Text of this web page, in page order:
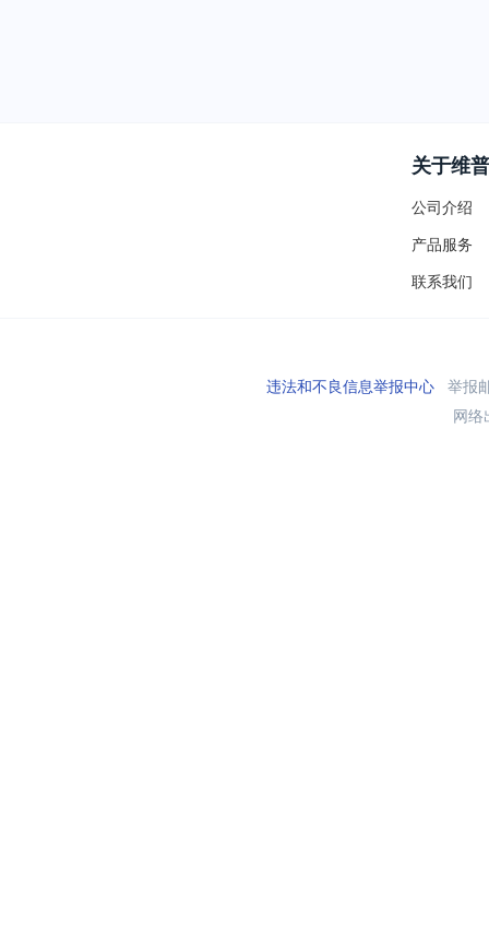
关于维普
公司介绍
产品服务
联系我们
违法和不良信息举报中心举报
网